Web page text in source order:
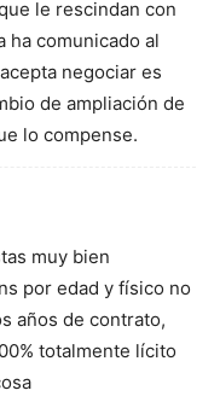
le rescindan con
ha comunicado al
negociar es
de ampliación de
lo compense.
muy bien
por edad y físico no
años de contrato,
totalmente lícito